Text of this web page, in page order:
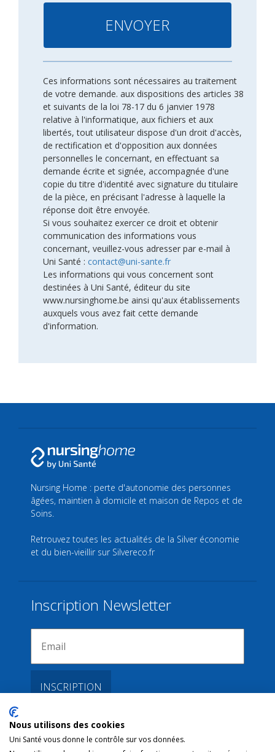
Ces informations sont nécessaires au traitement
de votre demande. aux dispositions des articles 38
et suivants de la loi 78-17 du 6 janvier 1978
relative à l'informatique, aux fichiers et aux
libertés, tout utilisateur dispose d'un droit d'accès,
de rectification et d'opposition aux données
personnelles le concernant, en effectuant sa
demande écrite et signée, accompagnée d'une
copie du titre d'identité avec signature du titulaire
de la pièce, en précisant l'adresse à laquelle la
réponse doit être envoyée.
Si vous souhaitez exercer ce droit et obtenir
communication des informations vous
concernant, veuillez-vous adresser par e-mail à
Uni Santé : contact@uni-sante.fr
Les informations qui vous concernent sont
destinées à Uni Santé, éditeur du site
www.nursinghome.be ainsi qu'aux établissements
auxquels vous avez fait cette demande
d'information.
Nursing Home : perte d'autonomie des personnes
âgées, maintien à domicile et maison de Repos et de
Soins.
Retrouvez toutes les actualités de la Silver économie
et du bien-vieillir sur Silvereco.fr
Inscription Newsletter
Liens
Nous utilisons des cookies
Uni Santé vous donne le contrôle sur vos données.